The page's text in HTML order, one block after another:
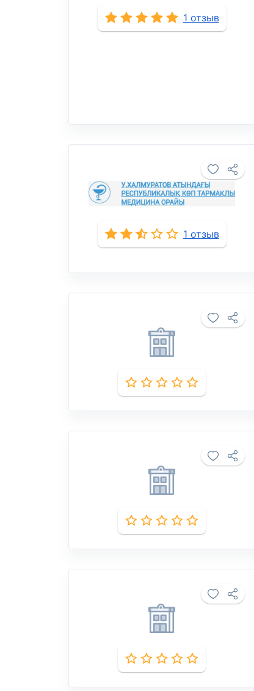
1 отзыв
1 отзыв